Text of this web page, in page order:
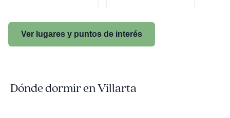
Ver lugares y puntos de interés
Dónde dormir en Villarta